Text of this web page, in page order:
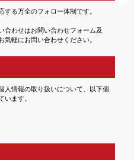
る万全のフォロー体制です。
合わせはお問い合わせフォーム及
軽にお問い合わせください。
人情報の取り扱いについて、以下個
います。